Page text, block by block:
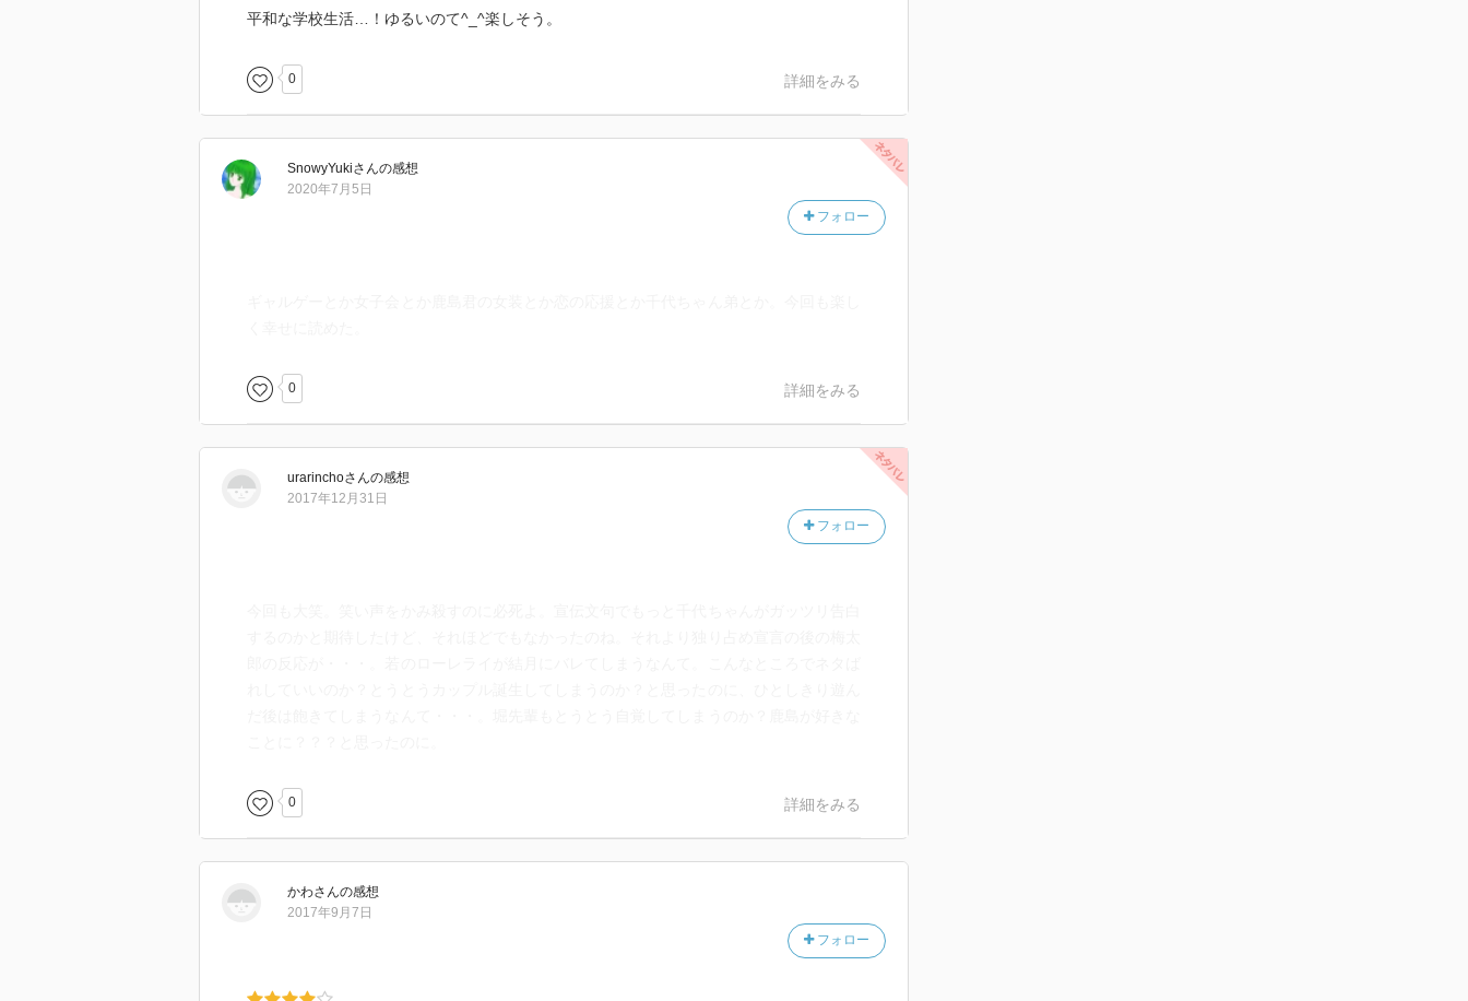
平和な学校生活…！ゆるいのて^_^楽しそう。
0 詳細をみる
SnowyYukiさんの感想
フォロー
2020年7月5日
0 詳細をみる
urarinchoさんの感想
フォロー
2017年12月31日
0 詳細をみる
かわさんの感想
フォロー
2017年9月7日